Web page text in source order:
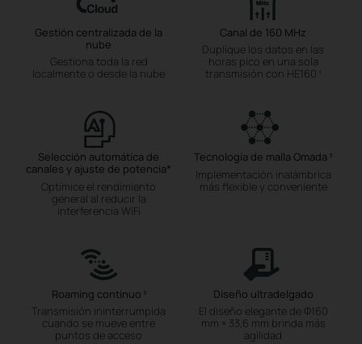
Gestión centralizada de la
nube
Gestiona toda la red
localmente o desde la nube
Canal de 160 MHz
Duplique los datos en las
horas pico en una sola
transmisión con HE160 ‡
Selección automática de
canales y ajuste de potencia*
Optimice el rendimiento
general al reducir la
interferencia WiFi
Tecnología de malla Omada §
Implementación inalámbrica
más flexible y conveniente
Roaming continuo §
Transmisión ininterrumpida
cuando se mueve entre
puntos de acceso
Diseño ultradelgado
El diseño elegante de Φ160
mm × 33,6 mm brinda más
agilidad